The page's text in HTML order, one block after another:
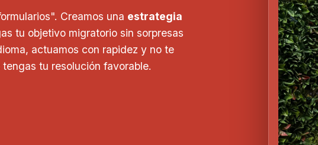
Creamos una estrategia
tu objetivo migratorio sin sorpresas
actuamos con rapidez y no te
tu resolución favorable.
JEYPA - Abogados de Getafe